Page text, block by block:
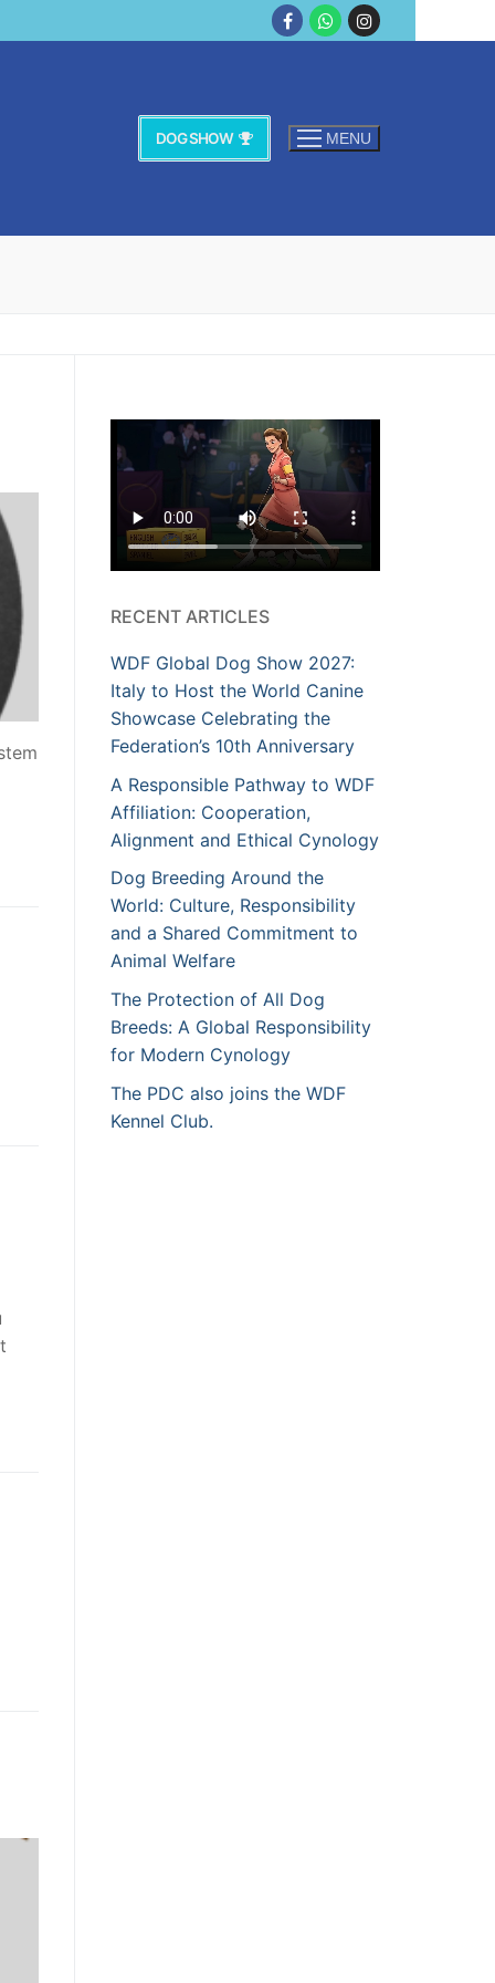
DOG SHOW MENU
RECENT ARTICLES
WDF Global Dog Show 2027:
Italy to Host the World Canine
Showcase Celebrating the
Federation’s 10th Anniversary
A Responsible Pathway to WDF
Affiliation: Cooperation,
Alignment and Ethical Cynology
Dog Breeding Around the
World: Culture, Responsibility
and a Shared Commitment to
Animal Welfare
The Protection of All Dog
Breeds: A Global Responsibility
for Modern Cynology
The PDC also joins the WDF
Kennel Club.